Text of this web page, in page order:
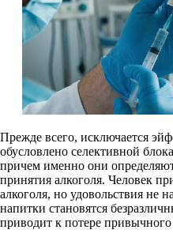
Прежде всего, исключается
обусловлено селективной
причем именно они
принятия алкоголя. Человек
алкоголя, но удовольствия не
напитки становятся
приводит к потере привычного